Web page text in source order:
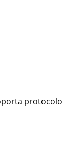
protocolo